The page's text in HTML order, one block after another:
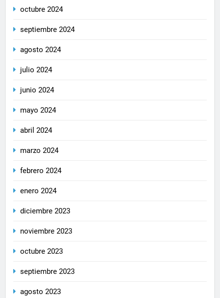
octubre 2024
septiembre 2024
agosto 2024
julio 2024
junio 2024
mayo 2024
abril 2024
marzo 2024
febrero 2024
enero 2024
diciembre 2023
noviembre 2023
octubre 2023
septiembre 2023
agosto 2023